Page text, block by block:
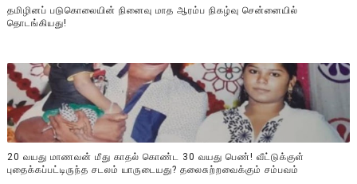
தமிழினப் படுகொலையின் நினைவு மாத ஆரம்ப நிகழ்வு சென்னையில்
தொடங்கியது!
20 வயது மாணவன் மீது காதல் கொண்ட 30 வயது பெண்! வீட்டுக்குள்
புதைக்கப்பட்டிருந்த சடலம் யாருடையது? தலைசுற்றவைக்கும் சம்பவம்